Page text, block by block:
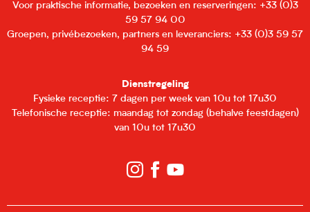
Voor praktische informatie, bezoeken en reserveringen: +33 (0)3
59 57 94 00
Groepen, privébezoeken, partners en leveranciers: +33 (0)3 59 57
94 59
Dienstregeling
Fysieke receptie: 7 dagen per week van 10u tot 17u30
Telefonische receptie: maandag tot zondag (behalve feestdagen)
van 10u tot 17u30